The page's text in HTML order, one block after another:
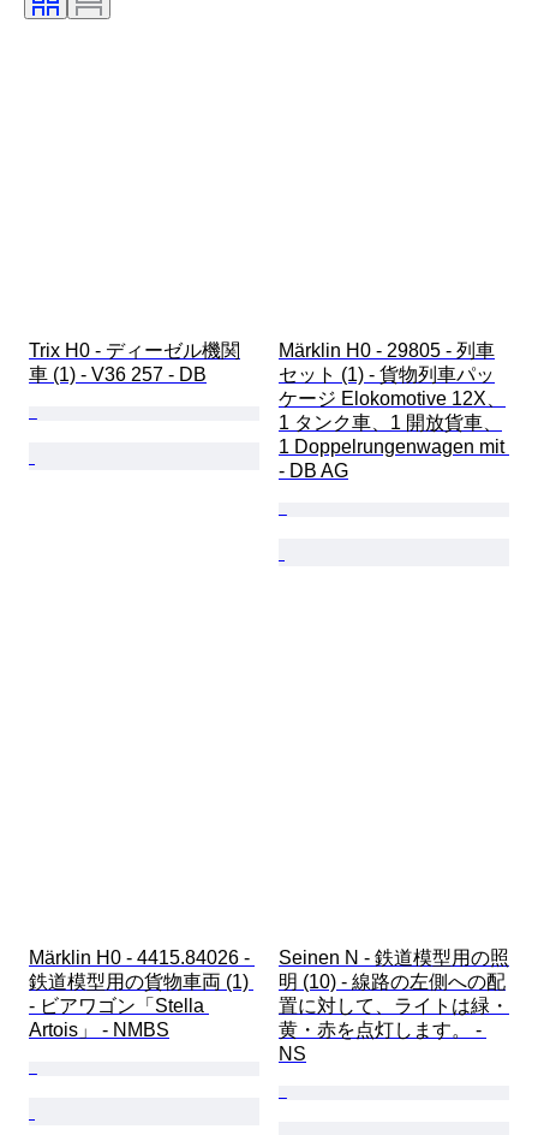
鉄道会社
Trix H0 - ディーゼル機関
車 (1) - V36 257 - DB
Märklin H0 - 29805 - 列車
セット (1) - 貨物列車パッ
ケージ Elokomotive 12X、
1 タンク車、1 開放貨車、
1 Doppelrungenwagen mit
- DB AG
Märklin H0 - 4415.84026 -
鉄道模型用の貨物車両 (1)
- ビアワゴン「Stella
Artois」 - NMBS
Seinen N - 鉄道模型用の照
明 (10) - 線路の左側への配
置に対して、ライトは緑・
黄・赤を点灯します。 -
NS